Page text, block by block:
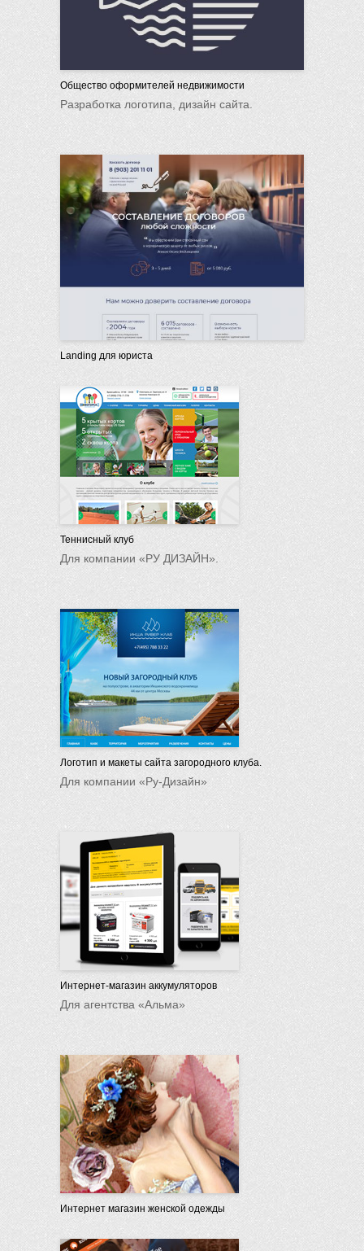
Общество оформителей недвижимости
Разработка логотипа, дизайн сайта.
Landing для юриста
Теннисный клуб
Для компании «РУ ДИЗАЙН».
Логотип и макеты сайта загородного клуба.
Для компании «Ру-Дизайн»
Интернет-магазин аккумуляторов
Для агентства «Альма»
Интернет магазин женской одежды